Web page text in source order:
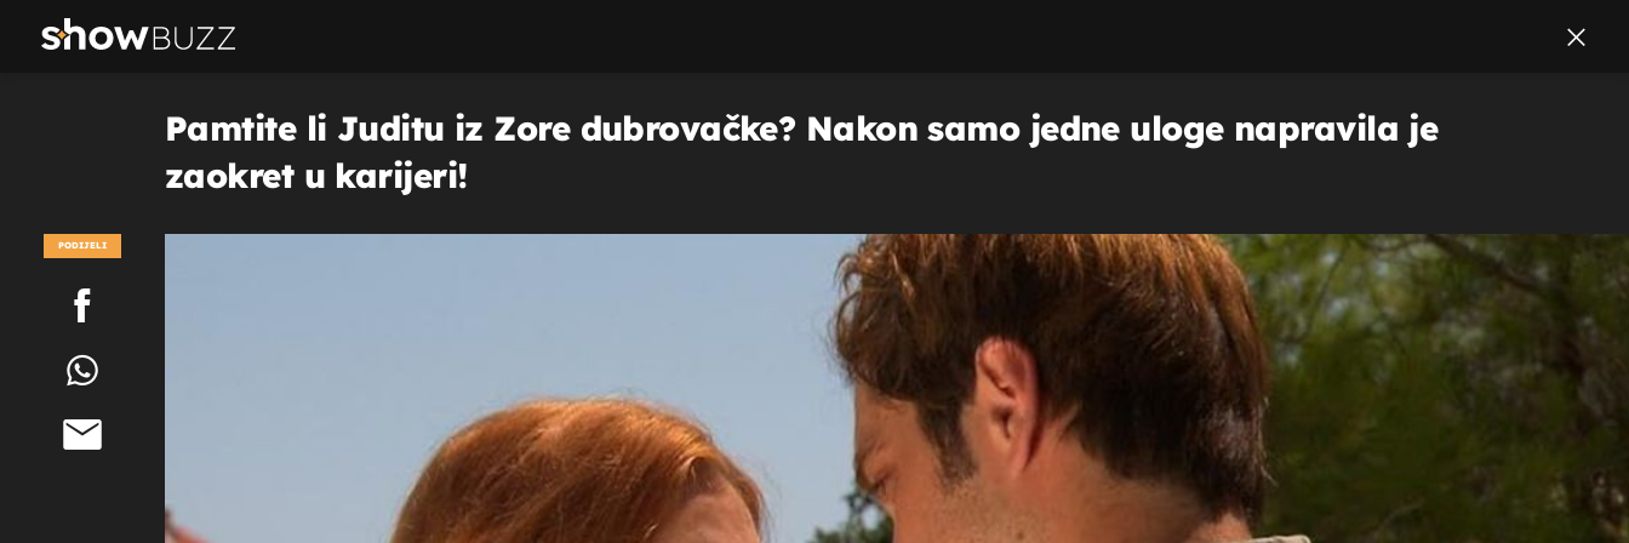
Pamtite li Juditu iz Zore dubrovačke? Nakon samo jedne uloge napravila je
zaokret u karijeri!
PODIJELI